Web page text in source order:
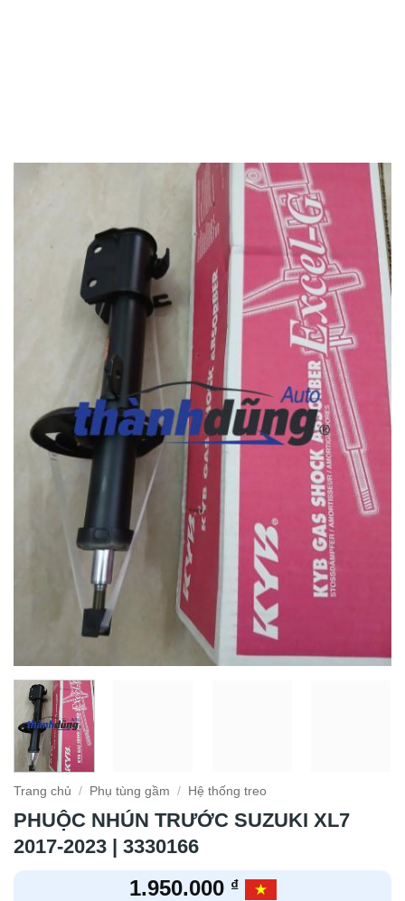
Trang chủ / Phụ tùng gầm / Hệ thống treo
PHUỘC NHÚN TRƯỚC SUZUKI XL7
2017-2023 | 3330166
1.950.000 ₫